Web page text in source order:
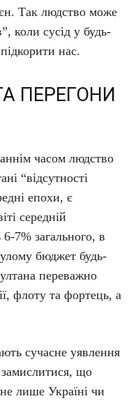
Так людство може
коли сусід у будь-
нас.
ПЕРЕГОНИ
часом людство
“відсутності
епохи, є
середній
7% загального, в
бюджет будь-
переважно
флоту та фортець, а
сучасне уявлення
що
лише Україні чи